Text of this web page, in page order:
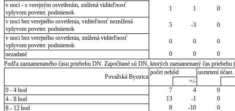
v noci - s verejným osvetlením, znížená viditeľnosť
vplyvom poveter. podmienok
1 1 0
v noci bez verejného osvetlenia, viditeľnosť neznížená
vplyvom poveter. podmienok
5 -3 0
v noci bez verejného osvetlenia, znížená viditeľnosť
vplyvom poveter. podmienok
0 0 0
nezadané
0 0 0
Podľa zaznamenaného času priebehu DN. Započítané sú DN, ktorých zaznamenaný čas
Považská Bystrica
počet nehôd usmrtení účast.
+/-
0 - 4 hod
7 4 0
4 - 8 hod
13 -1 0
8 - 12 hod
8 -10 0